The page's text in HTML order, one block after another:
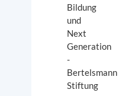
Bildung
und
Next
Generation
-
Bertelsmann
Stiftung